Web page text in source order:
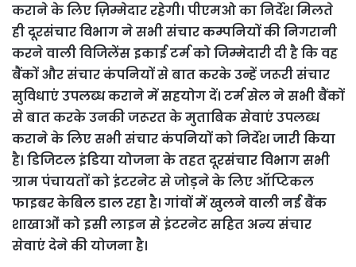
कराने के लिए ज़िम्मेदार रहेगी। पीएमओ का निर्देश मिलते
ही दूरसंचार विभाग ने सभी संचार कम्पनियों की निगरानी
करने वाली विजिलेंस इकाई टर्म को जिम्मेदारी दी है कि वह
बैंकों और संचार कंपनियों से बात करके उन्हें जरूरी संचार
सुविधाएं उपलब्ध कराने में सहयोग दें। टर्म सेल ने सभी बैंकों
से बात करके उनकी जरूरत के मुताबिक सेवाएं उपलब्ध
कराने के लिए सभी संचार कंपनियों को निर्देश जारी किया
है। डिजिटल इंडिया योजना के तहत दूरसंचार विभाग सभी
ग्राम पंचायतों को इंटरनेट से जोड़ने के लिए ऑप्टिकल
फाइबर केबिल डाल रहा है। गांवों में खुलने वाली नई बैंक
शाखाओं को इसी लाइन से इंटरनेट सहित अन्य संचार
सेवाएं देने की योजना है।